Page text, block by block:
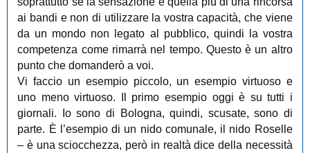
ai bandi e non di utilizzare la vostra capacità, che viene
da un mondo non legato al pubblico, quindi la vostra
competenza come rimarrà nel tempo. Questo è un altro
punto che domanderò a voi.
Vi faccio un esempio piccolo, un esempio virtuoso e
uno meno virtuoso. Il primo esempio oggi è su tutti i
giornali. Io sono di Bologna, quindi, scusate, sono di
parte. È l’esempio di un nido comunale, il nido Roselle
– è una sciocchezza, però in realtà dice della necessità